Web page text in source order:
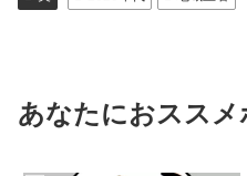
あなたにおススメ